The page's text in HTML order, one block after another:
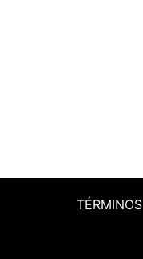
TÉRMINOS